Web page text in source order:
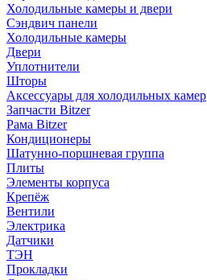
Холодильные камеры и двери
Сэндвич панели
Холодильные камеры
Двери
Уплотнители
Шторы
Аксессуары для холодильных камер
Запчасти Bitzer
Рама Bitzer
Кондиционеры
Шатунно-поршневая группа
Плиты
Элементы корпуса
Крепёж
Вентили
Электрика
Датчики
ТЭН
Прокладки